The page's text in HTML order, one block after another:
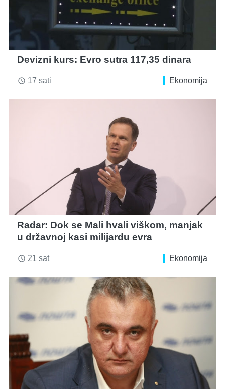
Devizni kurs: Evro sutra 117,35 dinara
access_time 17 sati Ekonomija
Radar: Dok se Mali hvali viškom, manjak
u državnoj kasi milijardu evra
access_time 21 sat Ekonomija